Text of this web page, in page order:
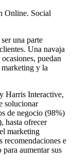
Online. Social
una parte
Una navaja
puedan
marketing y la
Harris Interactive,
solucionar
de negocio (98%)
hasta ofrecer
marketing
recomendaciones e
aumentar sus